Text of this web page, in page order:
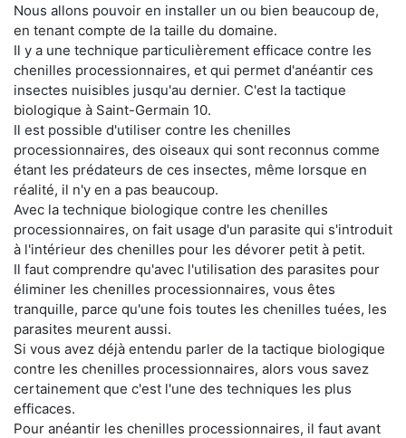
Nous allons pouvoir en installer un ou bien beaucoup de,
en tenant compte de la taille du domaine.
Il y a une technique particulièrement efficace contre les
chenilles processionnaires, et qui permet d'anéantir ces
insectes nuisibles jusqu'au dernier. C'est la tactique
biologique à Saint-Germain 10.
Il est possible d'utiliser contre les chenilles
processionnaires, des oiseaux qui sont reconnus comme
étant les prédateurs de ces insectes, même lorsque en
réalité, il n'y en a pas beaucoup.
Avec la technique biologique contre les chenilles
processionnaires, on fait usage d'un parasite qui s'introduit
à l'intérieur des chenilles pour les dévorer petit à petit.
Il faut comprendre qu'avec l'utilisation des parasites pour
éliminer les chenilles processionnaires, vous êtes
tranquille, parce qu'une fois toutes les chenilles tuées, les
parasites meurent aussi.
Si vous avez déjà entendu parler de la tactique biologique
contre les chenilles processionnaires, alors vous savez
certainement que c'est l'une des techniques les plus
efficaces.
Pour anéantir les chenilles processionnaires, il faut avant